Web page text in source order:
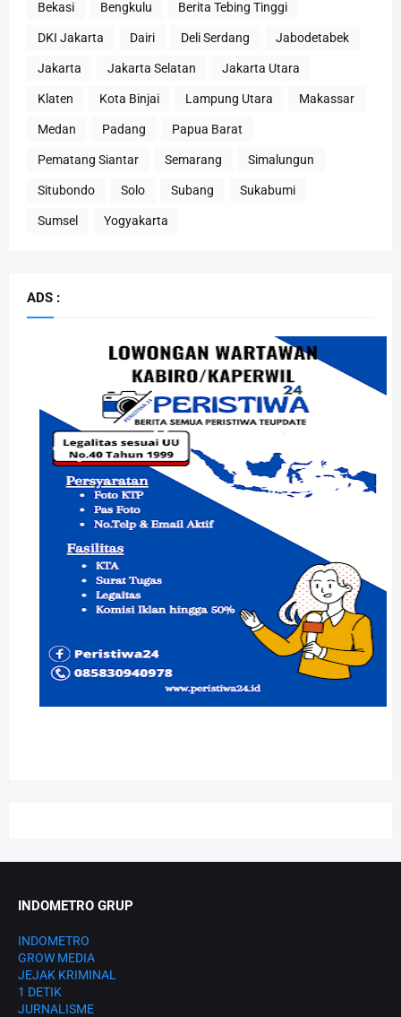
Bekasi Bengkulu Berita Tebing Tinggi
DKI Jakarta Dairi Deli Serdang Jabodetabek
Jakarta Jakarta Selatan Jakarta Utara
Klaten Kota Binjai Lampung Utara Makassar
Medan Padang Papua Barat
Pematang Siantar Semarang Simalungun
Situbondo Solo Subang Sukabumi
Sumsel Yogyakarta
ADS :
INDOMETRO GRUP
INDOMETRO
GROW MEDIA
JEJAK KRIMINAL
1 DETIK
JURNALISME